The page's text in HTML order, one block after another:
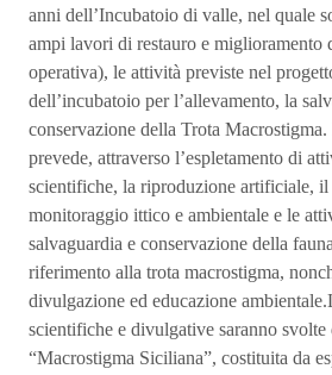
anni dell’Incubatoio di valle, nel quale
ampi lavori di restauro e miglioramento
operativa), le attività previste nel
dell’incubatoio per l’allevamento, la
conservazione della Trota
prevede, attraverso l’espletamento di
scientifiche, la riproduzione artificiale,
monitoraggio ittico e ambientale e le
salvaguardia e conservazione della
riferimento alla trota macrostigma,
divulgazione ed educazione
scientifiche e divulgative saranno svolte
“Macrostigma Siciliana”, costituita da